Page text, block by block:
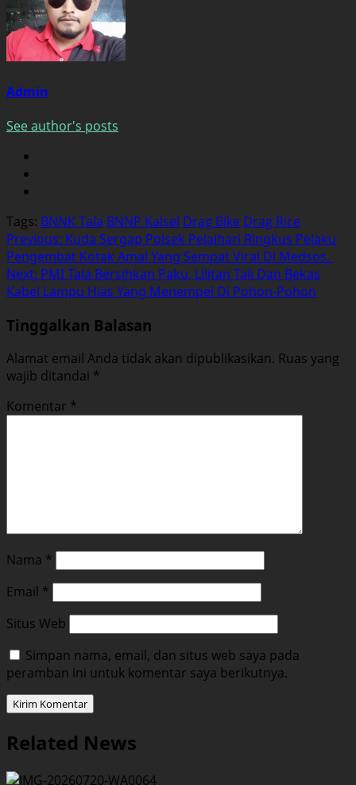
Admin
See author's posts
Tags: BNNK Tala BNNP Kalsel Drag Bike Drag Rice
Post
navigation
Previous: Kuda Sergap Polsek Pelaihari Ringkus Pelaku
Pengembat Kotak Amal Yang Sempat Viral Di Medsos.
Next: PMI Tala Bersihkan Paku, Lilitan Tali Dan Bekas
Kabel Lampu Hias Yang Menempel Di Pohon-Pohon
Tinggalkan Balasan
Alamat email Anda tidak akan dipublikasikan. Ruas yang
wajib ditandai *
Komentar *
Nama *
Email *
Situs Web
Simpan nama, email, dan situs web saya pada
peramban ini untuk komentar saya berikutnya.
Related News